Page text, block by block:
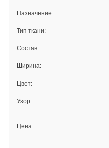
Назначение:
Тип ткани:
Состав:
Ширина:
Цвет:
Узор:
Цена: